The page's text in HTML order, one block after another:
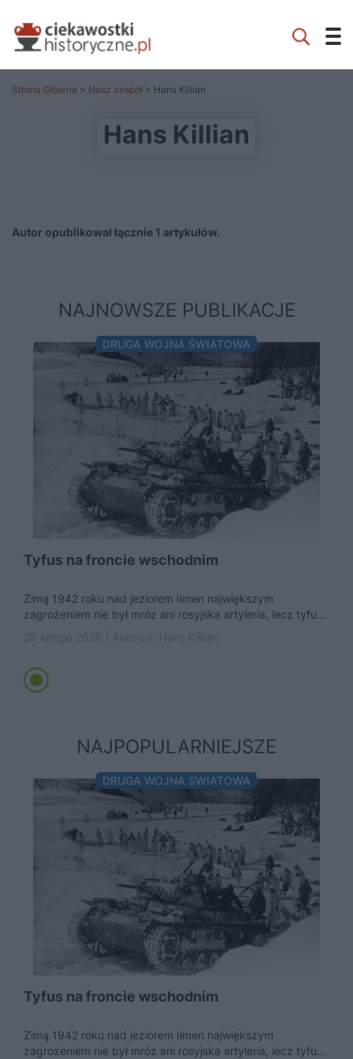
Strona Główna > Nasz zespół > Hans Killian
Hans Killian
Autor opublikował łącznie 1 artykułów.
NAJNOWSZE PUBLIKACJE
DRUGA WOJNA ŚWIATOWA
Tyfus na froncie wschodnim
Zimą 1942 roku nad jeziorem Ilmen największym
zagrożeniem nie był mróz ani rosyjska artyleria, lecz tyfus
NAJPOPULARNIEJSZE
DRUGA WOJNA ŚWIATOWA
Tyfus na froncie wschodnim
Zimą 1942 roku nad jeziorem Ilmen największym
zagrożeniem nie był mróz ani rosyjska artyleria, lecz tyfus